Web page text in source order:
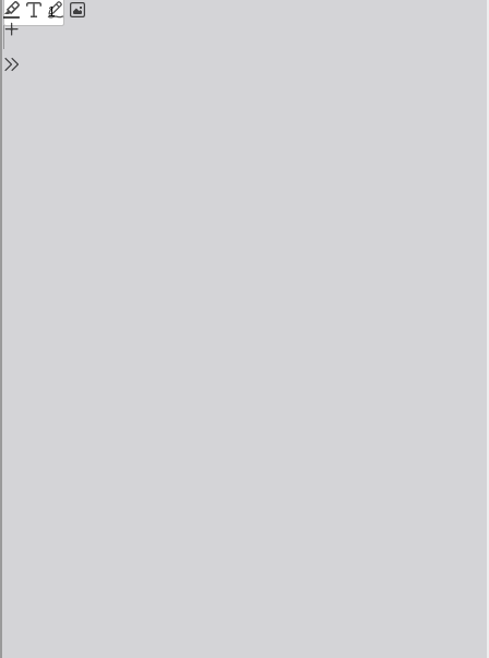
content